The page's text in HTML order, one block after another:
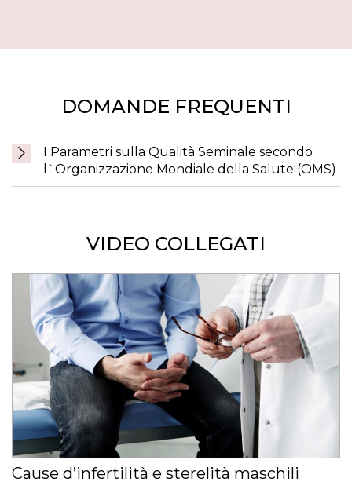
DOMANDE FREQUENTI
I Parametri sulla Qualità Seminale secondo
l`Organizzazione Mondiale della Salute (OMS)
VIDEO COLLEGATI
Cause d’infertilità e sterelità maschili